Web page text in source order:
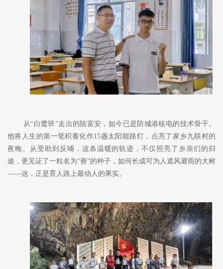
从“白鹭班”走出的陆富安，如今已是防城港核电的技术骨干。
他将人生的第一笔积蓄化作15盏太阳能路灯，点亮了家乡九联村的
夜晚。从受助到反哺，这条温暖的轨迹，不仅照亮了乡亲们的归
途，更见证了一粒名为“善”的种子，如何长成可为人遮风避雨的大树
——这，正是育人路上最动人的果实。